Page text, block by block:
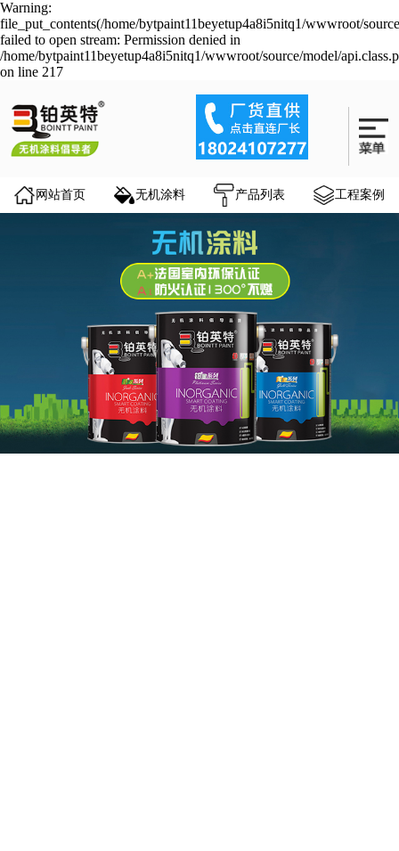
Warning:
file_put_contents(/home/bytpaint11beyetup4a8i5nitq1/wwwroot/
failed to open stream: Permission denied in
/home/bytpaint11beyetup4a8i5nitq1/wwwroot/source/model/
on line 217
网站首页 无机涂料 产品列表 工程案例